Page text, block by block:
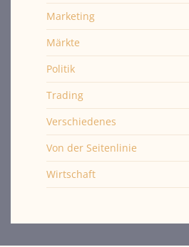
Marketing
Märkte
Politik
Trading
Verschiedenes
Von der Seitenlinie
Wirtschaft